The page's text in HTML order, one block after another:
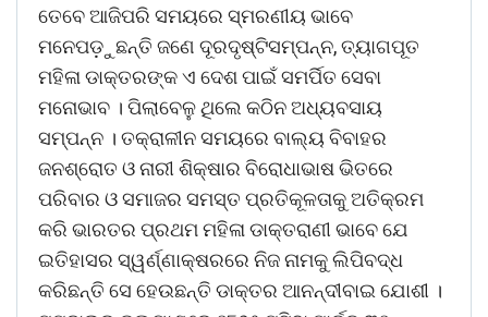
ତେବେ ଆଜିପରି ସମୟରେ ସ୍ମରଣୀୟ ଭାବେ
ମନେପଡ଼ୁଛନ୍ତି ଜଣେ ଦୂରଦୃଷ୍ଟିସମ୍ପନ୍ନ, ତ୍ୟାଗପୂତ
ମହିଳା ଡାକ୍ତରଙ୍କ ଏ ଦେଶ ପାଇଁ ସମର୍ପିତ ସେବା
ମନୋଭାବ । ପିଲାବେଳୁ ଥିଲେ କଠିନ ଅଧ୍ୟବସାୟ
ସମ୍ପନ୍ନ । ତକ୍ରାଳୀନ ସମୟରେ ବାଲ୍ୟ ବିବାହର
ଜନଶ୍ରୋତ ଓ ନାରୀ ଶିକ୍ଷାର ବିରୋଧାଭାଷ ଭିତରେ
ପରିବାର ଓ ସମାଜର ସମସ୍ତ ପ୍ରତିକୂଳତାକୁ ଅତିକ୍ରମ
କରି ଭାରତର ପ୍ରଥମ ମହିଳା ଡାକ୍ତରାଣୀ ଭାବେ ଯେ
ଇତିହାସର ସ୍ୱର୍ଣ୍ଣାକ୍ଷରରେ ନିଜ ନାମକୁ ଲିପିବଦ୍ଧ
କରିଛନ୍ତି ସେ ହେଉଛନ୍ତି ଡାକ୍ତର ଆନନ୍ଦୀବାଇ ଯୋଶୀ ।